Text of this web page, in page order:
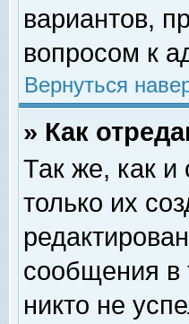
вариантов,
вопросом к
Вернуться
» Как
Так же, как и
только их
сообщения в
никто не